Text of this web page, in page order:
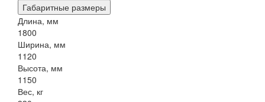
Габаритные размеры
Длина, мм
1800
Ширина, мм
1120
Высота, мм
1150
Вес, кг